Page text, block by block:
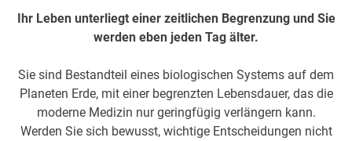
Ihr Leben unterliegt einer zeitlichen Begrenzung und Sie
werden eben jeden Tag älter.
Sie sind Bestandteil eines biologischen Systems auf dem
Planeten Erde, mit einer begrenzten Lebensdauer, das die
moderne Medizin nur geringfügig verlängern kann.
Werden Sie sich bewusst, wichtige Entscheidungen nicht